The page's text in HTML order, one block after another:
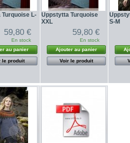
L-
59,80 €
En stock
au panier
le produit
Uppstytta Turquoise
XXL
59,80 €
En stock
Ajouter au panier
Voir le produit
S-M